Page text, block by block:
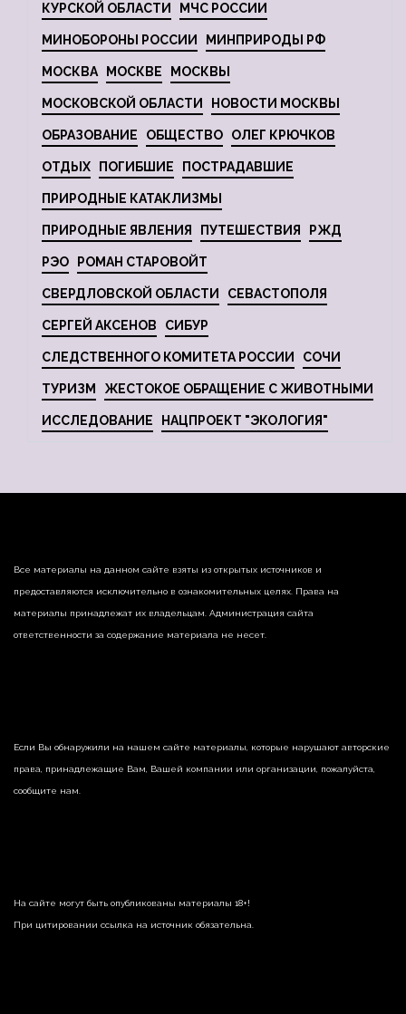
КУРСКОЙ ОБЛАСТИ МЧС РОССИИ
МИНОБОРОНЫ РОССИИ МИНПРИРОДЫ РФ
МОСКВА МОСКВЕ МОСКВЫ
МОСКОВСКОЙ ОБЛАСТИ НОВОСТИ МОСКВЫ
ОБРАЗОВАНИЕ ОБЩЕСТВО ОЛЕГ КРЮЧКОВ
ОТДЫХ ПОГИБШИЕ ПОСТРАДАВШИЕ
ПРИРОДНЫЕ КАТАКЛИЗМЫ
ПРИРОДНЫЕ ЯВЛЕНИЯ ПУТЕШЕСТВИЯ РЖД
РЭО РОМАН СТАРОВОЙТ
СВЕРДЛОВСКОЙ ОБЛАСТИ СЕВАСТОПОЛЯ
СЕРГЕЙ АКСЕНОВ СИБУР
СЛЕДСТВЕННОГО КОМИТЕТА РОССИИ СОЧИ
ТУРИЗМ ЖЕСТОКОЕ ОБРАЩЕНИЕ С ЖИВОТНЫМИ
ИССЛЕДОВАНИЕ НАЦПРОЕКТ "ЭКОЛОГИЯ"
Все материалы на данном сайте взяты из открытых источников и
предоставляются исключительно в ознакомительных целях. Права на
материалы принадлежат их владельцам. Администрация сайта
ответственности за содержание материала не несет.
Если Вы обнаружили на нашем сайте материалы, которые нарушают авторские
права, принадлежащие Вам, Вашей компании или организации, пожалуйста,
сообщите нам.
На сайте могут быть опубликованы материалы 18+!
При цитировании ссылка на источник обязательна.